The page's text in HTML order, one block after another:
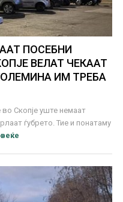
ПОСЕБНИ
ВЕЛАТ ЧЕКААТ
ИМ ТРЕБА
Скопје уште немаат
ѓубрето. Тие и понатаму